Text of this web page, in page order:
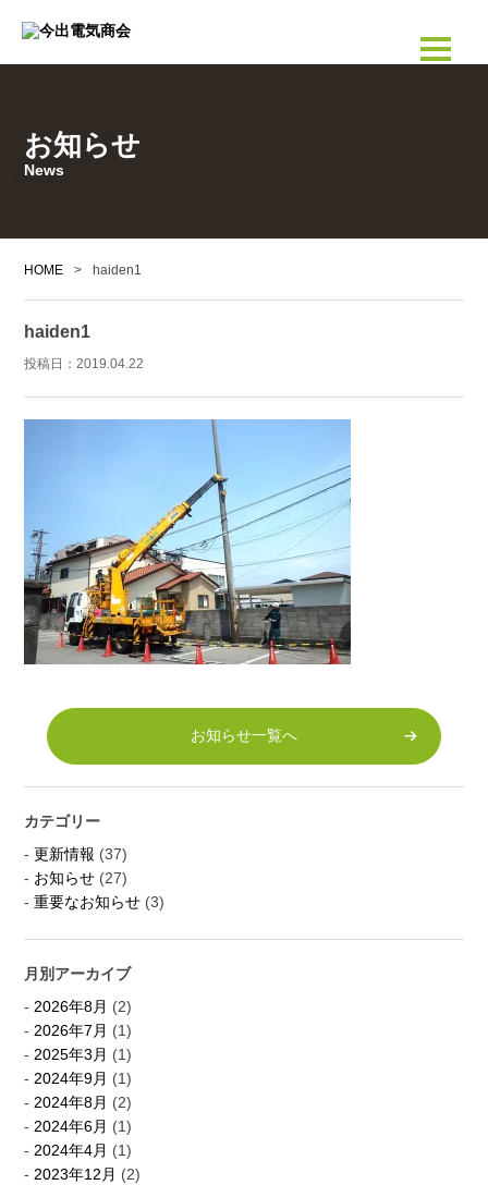
お知らせ
News
HOME > haiden1
haiden1
投稿日：2019.04.22
お知らせ一覧へ
カテゴリー
更新情報 (37)
お知らせ (27)
重要なお知らせ (3)
月別アーカイブ
2026年8月 (2)
2026年7月 (1)
2025年3月 (1)
2024年9月 (1)
2024年8月 (2)
2024年6月 (1)
2024年4月 (1)
2023年12月 (2)